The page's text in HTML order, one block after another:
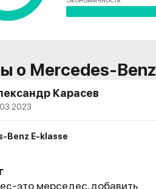
о Mercedes-Benz
Карасев
Benz E-klasse
это мерседес,добавить